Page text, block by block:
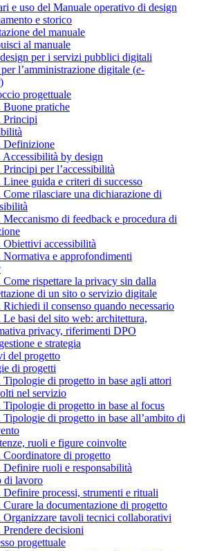
e uso del Manuale operativo di design
e storico
del manuale
al manuale
per i servizi pubblici digitali
l’amministrazione digitale (e-
)
progettuale
Buone pratiche
Principi
Definizione
Accessibilità by design
Principi per l’accessibilità
Linee guida e criteri di successo
Come rilasciare una dichiarazione di
Meccanismo di feedback e procedura di
Obiettivi accessibilità
Normativa e approfondimenti
Come rispettare la privacy sin dalla
di un sito o servizio digitale
Richiedi il consenso quando necessario
Le basi del sito web: architettura,
privacy, riferimenti DPO
e strategia
del progetto
di progetti
Tipologie di progetto in base agli attori
nel servizio
Tipologie di progetto in base al focus
Tipologie di progetto in base all’ambito di
ruoli e figure coinvolte
Coordinatore di progetto
Definire ruoli e responsabilità
di lavoro
Definire processi, strumenti e rituali
Curare la documentazione di progetto
Organizzare tavoli tecnici collaborativi
Prendere decisioni
progettuale